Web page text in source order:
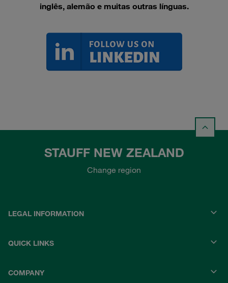
inglês, alemão e muitas outras línguas.
STAUFF NEW ZEALAND
Change region
LEGAL INFORMATION
QUICK LINKS
COMPANY